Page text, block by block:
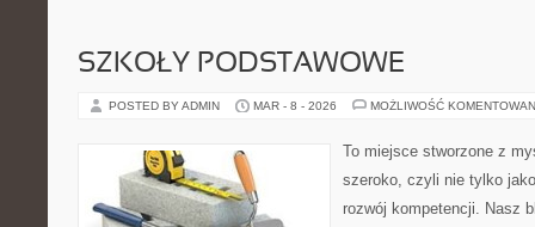
SZKOŁY PODSTAWOWE
POSTED BY ADMIN MAR - 8 - 2026 MOŻLIWOŚĆ
To miejsce stworzone z
szeroko, czyli nie tylko
rozwój kompetencji. Nasz